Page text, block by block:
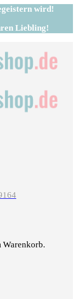
wird!
Liebling!
Warenkorb.